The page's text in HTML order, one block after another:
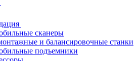
сканеры
и балансировочные станки
подъемники